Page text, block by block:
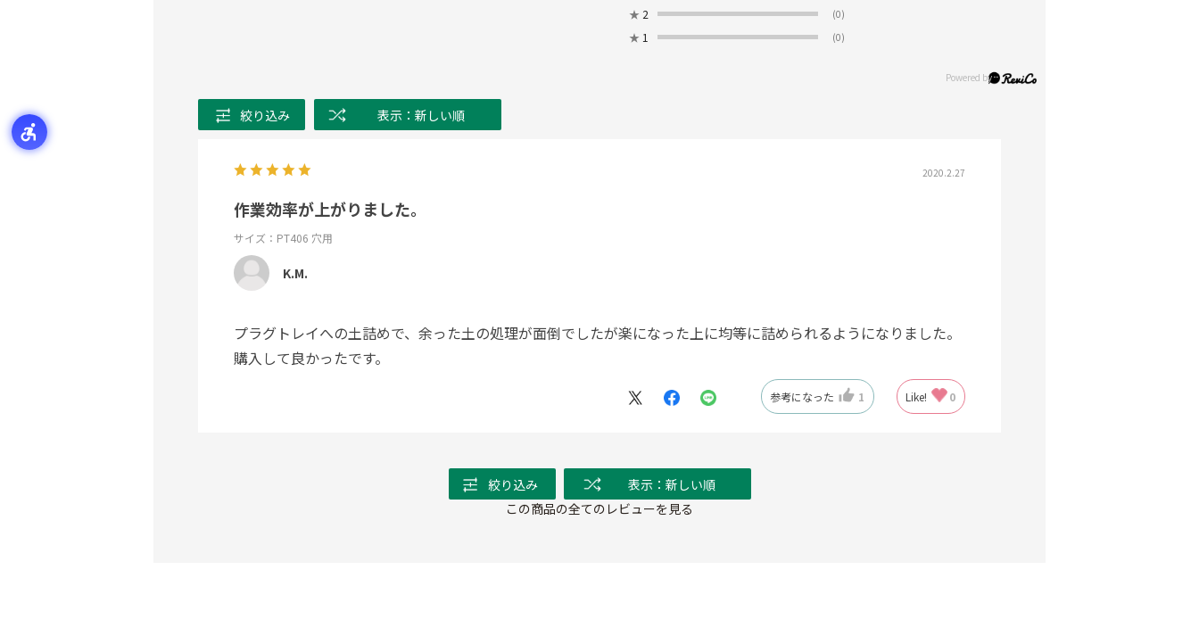
★ 2 (0)
★ 1 (0)
絞り込み 表示：新しい順
2020.2.27
作業効率が上がりました。
サイズ：PT406 穴用
K.M.
プラグトレイへの土詰めで、余った土の処理が面倒でしたが楽になった上に均等に詰められるようになりました。
購入して良かったです。
参考になった 1 Like! 0
絞り込み
表示：新しい順
この商品の全てのレビューを見る